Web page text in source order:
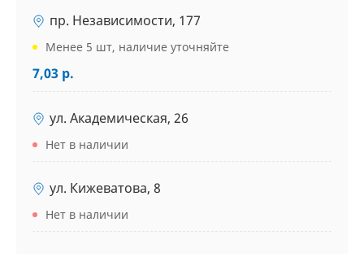
пр. Независимости, 177
Менее 5 шт, наличие уточняйте
7,03 р.
ул. Академическая, 26
Нет в наличии
ул. Кижеватова, 8
Нет в наличии